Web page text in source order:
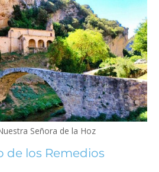
Señora de la Hoz
de los Remedios